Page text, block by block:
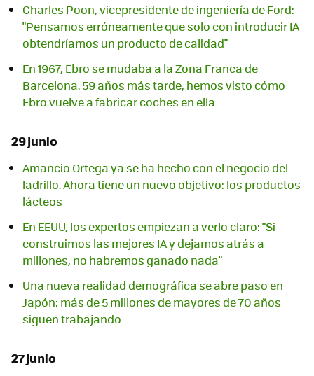
Charles Poon, vicepresidente de ingeniería de Ford:
"Pensamos erróneamente que solo con introducir IA
obtendríamos un producto de calidad"
En 1967, Ebro se mudaba a la Zona Franca de
Barcelona. 59 años más tarde, hemos visto cómo
Ebro vuelve a fabricar coches en ella
29 junio
Amancio Ortega ya se ha hecho con el negocio del
ladrillo. Ahora tiene un nuevo objetivo: los productos
lácteos
En EEUU, los expertos empiezan a verlo claro: "Si
construimos las mejores IA y dejamos atrás a
millones, no habremos ganado nada"
Una nueva realidad demográfica se abre paso en
Japón: más de 5 millones de mayores de 70 años
siguen trabajando
27 junio